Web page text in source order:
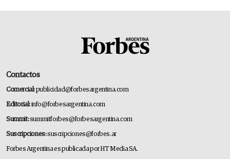
Contactos
Comercial:publicidad@forbesargentina.com
Editorial:info@forbesargentina.com
Summit:summitforbes@forbesargentina.com
Suscripciones:suscripciones@forbes.ar
Forbes Argentina es publicada por HT Media SA.